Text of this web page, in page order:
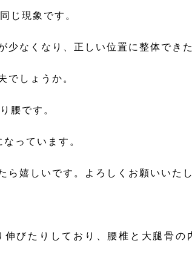
じ現象です。
なくなり、正しい位置に整体でき
しょうか。
です。
っています。
嬉しいです。よろしくお願いいたし
びたりしており、腰椎と大腿骨の